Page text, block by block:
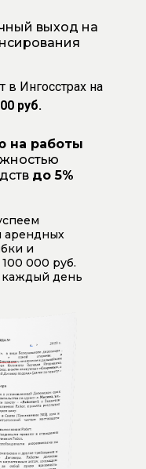
арендных
и
000 руб.
каждый день
в Ингосстрах на
руб.
на работы
до 5%
выход на